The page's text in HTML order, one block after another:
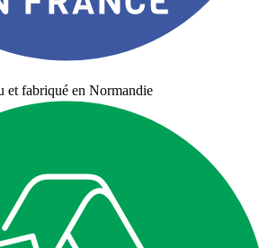
et fabriqué en Normandie